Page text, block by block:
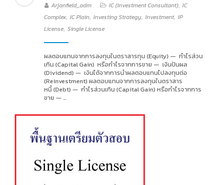
Arjanfield_adm
IC (Investment Consultant), IC
Complex, IC Plain, Investing Strategy, Investment, IP
License, Single License
ผลตอบแทนจากการลงทุนในตราสารทุน (Equity) — กำไรส่วน
เกิน (Capital Gain) หรือกำไรจากการขาย — เงินปันผล
(Dividend) — เงินได้จากการนำผลตอบแทนไปลงทุนต่อ
(Reinvestment) ผลตอบแทนจากการลงทุนในตราสาร
หนี้ (Debt) — กำไรส่วนเกิน (Capital Gain) หรือกำไรจากการ
ขาย — …